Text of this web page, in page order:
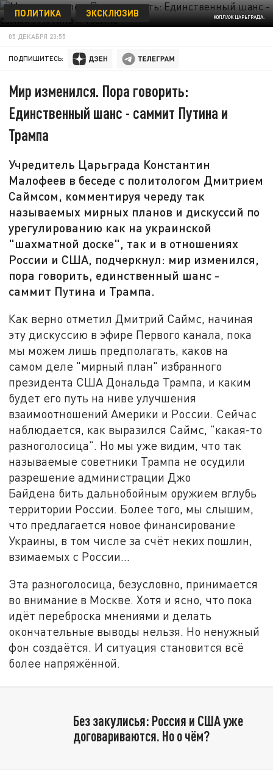
КОЛЛАЖ ЦАРЬГРАДА.
ПОЛИТИКА ЭКСКЛЮЗИВ
05 ДЕКАБРЯ 23:55
ПОДПИШИТЕСЬ:
Мир изменился. Пора говорить:
Единственный шанс - саммит Путина и
Трампа
Учредитель Царьграда Константин
Малофеев в беседе с политологом Дмитрием
Саймсом, комментируя череду так
называемых мирных планов и дискуссий по
урегулированию как на украинской
"шахматной доске", так и в отношениях
России и США, подчеркнул: мир изменился,
пора говорить, единственный шанс -
саммит Путина и Трампа.
Как верно отметил Дмитрий Саймс, начиная
эту дискуссию в эфире Первого канала, пока
мы можем лишь предполагать, каков на
самом деле "мирный план" избранного
президента США Дональда Трампа, и каким
будет его путь на ниве улучшения
взаимоотношений Америки и России. Сейчас
наблюдается, как выразился Саймс, "какая-то
разноголосица". Но мы уже видим, что так
называемые советники Трампа не осудили
разрешение администрации Джо
Байдена бить дальнобойным оружием вглубь
территории России. Более того, мы слышим,
что предлагается новое финансирование
Украины, в том числе за счёт неких пошлин,
взимаемых с России...
Эта разноголосица, безусловно, принимается
во внимание в Москве. Хотя и ясно, что пока
идёт переброска мнениями и делать
окончательные выводы нельзя. Но ненужный
фон создаётся. И ситуация становится всё
более напряжённой.
Без закулисья: Россия и США уже
договариваются. Но о чём?